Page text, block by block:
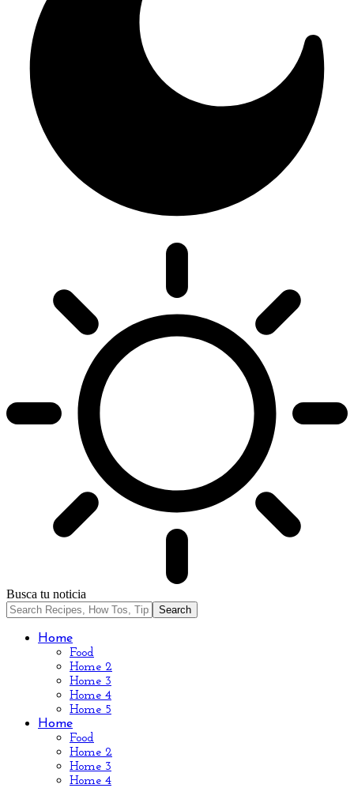
Busca tu noticia
Home
Food
Home 2
Home 3
Home 4
Home 5
Home
Food
Home 2
Home 3
Home 4